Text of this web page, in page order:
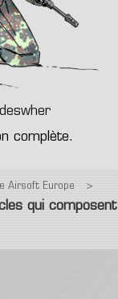
complète.
Airsoft Europe
>
qui composent